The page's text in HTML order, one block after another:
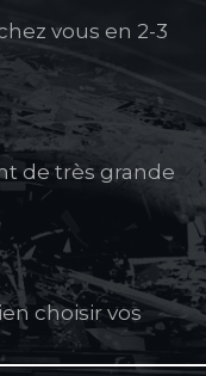
vous en 2-3
de très grande
choisir vos